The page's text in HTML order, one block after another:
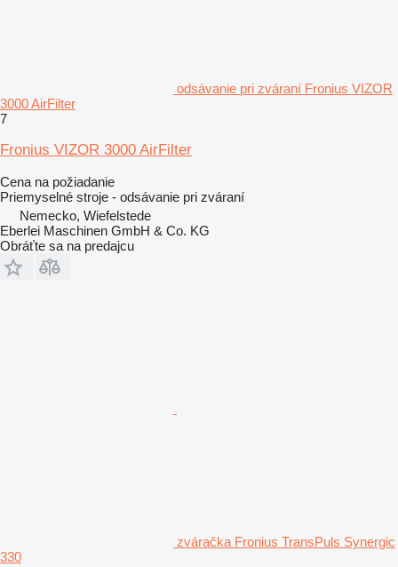
odsávanie pri zváraní Fronius VIZOR
3000 AirFilter
7
Fronius VIZOR 3000 AirFilter
Cena na požiadanie
Priemyselné stroje - odsávanie pri zváraní
Nemecko, Wiefelstede
Eberlei Maschinen GmbH & Co. KG
Obráťte sa na predajcu
zváračka Fronius TransPuls Synergic
330